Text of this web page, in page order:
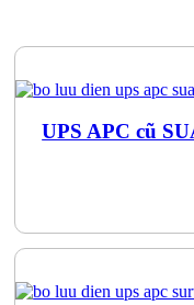
UPS APC cũ